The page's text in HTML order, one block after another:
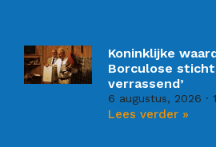
Koninklijke
Borculose
verrassend’
6 augustus, 2026
Lees verder »